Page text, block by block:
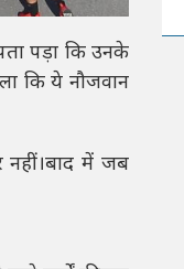
पड़ा कि उनके
कि ये नौजवान
नहीं।बाद में जब